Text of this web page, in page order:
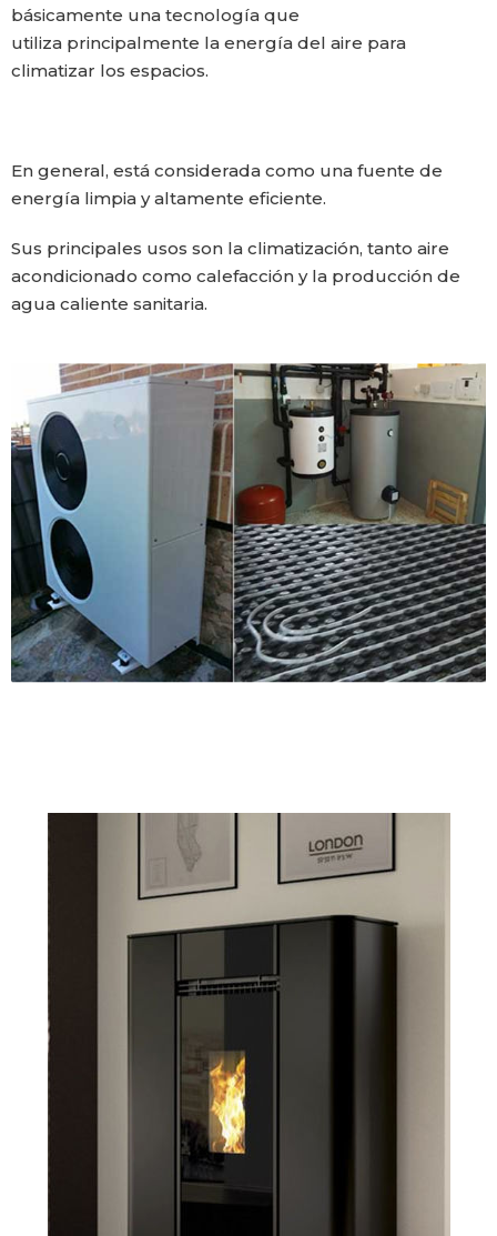
básicamente una tecnología que
utiliza principalmente la energía del aire para
climatizar los espacios.
En general, está considerada como una fuente de
energía limpia y altamente eficiente.
Sus principales usos son la climatización, tanto aire
acondicionado como calefacción y la producción de
agua caliente sanitaria.